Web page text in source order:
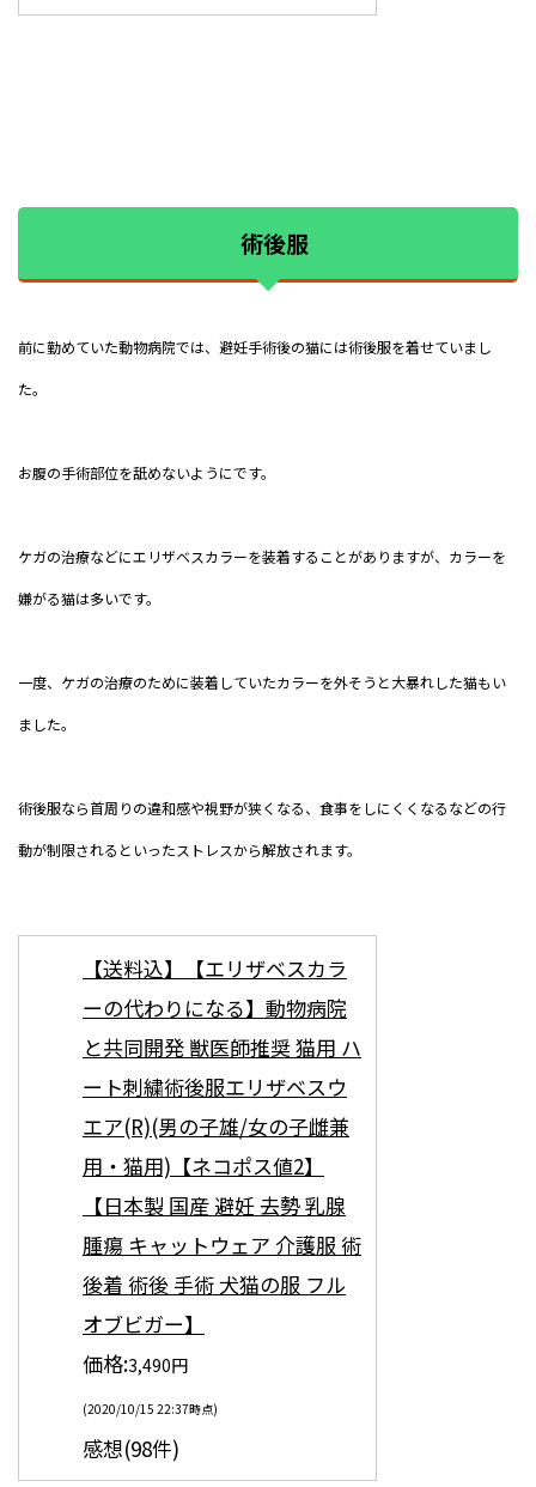
術後服
前に勤めていた動物病院では、避妊手術後の猫には術後服を着せていまし
た。
お腹の手術部位を舐めないようにです。
ケガの治療などにエリザベスカラーを装着することがありますが、カラーを
嫌がる猫は多いです。
一度、ケガの治療のために装着していたカラーを外そうと大暴れした猫もい
ました。
術後服なら首周りの違和感や視野が狭くなる、食事をしにくくなるなどの行
動が制限されるといったストレスから解放されます。
【送料込】【エリザベスカラ
ーの代わりになる】動物病院
と共同開発 獣医師推奨 猫用 ハ
ート刺繍術後服エリザベスウ
エア(R)(男の子雄/女の子雌兼
用・猫用)【ネコポス値2】
【日本製 国産 避妊 去勢 乳腺
腫瘍 キャットウェア 介護服 術
後着 術後 手術 犬猫の服 フル
オブビガー】
価格:3,490円
(2020/10/15 22:37時点)
感想(98件)